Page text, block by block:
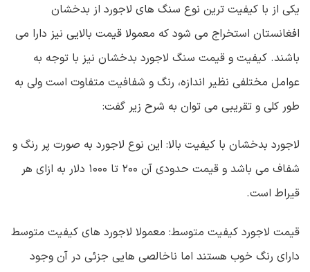
یکی از با کیفیت ترین نوع سنگ های لاجورد از بدخشان
افغانستان استخراج می شود که معمولا قیمت بالایی نیز دارا می
باشند. کیفیت و قیمت سنگ لاجورد بدخشان نیز با توجه به
عوامل مختلفی نظیر اندازه، رنگ و شفافیت متفاوت است ولی به
طور کلی و تقریبی می توان به شرح زیر گفت:
لاجورد بدخشان با کیفیت بالا: این نوع لاجورد به صورت پر رنگ و
شفاف می باشد و قیمت حدودی آن ۲۰۰ تا ۱۰۰۰ دلار به ازای هر
قیراط است.
قیمت لاجورد کیفیت متوسط: معمولا لاجورد های کیفیت متوسط
دارای رنگ خوب هستند اما ناخالصی هایی جزئی در آن وجود